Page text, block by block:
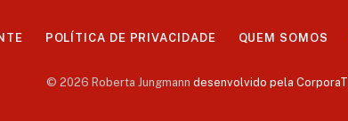
POLÍTICA DE PRIVACIDADE QUEM SOMOS
© 2026 Roberta Jungmann desenvolvido pela CorporaTI